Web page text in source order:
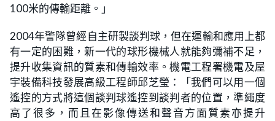
100米的傳輸距離。」
2004年警隊曾經自主研製談判球，但在運輸和應用上都
有一定的困難，新一代的球形機械人就能夠彌補不足，
提升收集資訊的質素和傳輸效率。機電工程署機電及屋
宇裝備科技發展高級工程師邱芝瑩：「我們可以用一個
遙控的方式將這個談判球遙控到談判者的位置，準繩度
高了很多，而且在影像傳送和聲音方面質素亦提升